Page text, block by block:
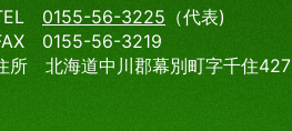
0155-56-3225 （代表)
0155-56-3219
所 北海道中川郡幕別町字千住427